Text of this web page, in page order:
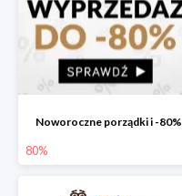
Noworoczne porządki i -80%
80%